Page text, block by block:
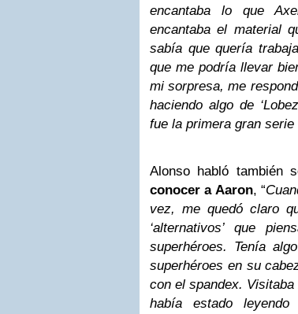
encantaba lo que
encantaba el material
sabía que quería
que me podría llevar
mi sorpresa, me
haciendo algo de
fue la primera gran serie
Alonso habló también
conocer a Aaron, “
vez, me quedó claro
‘alternativos’ que
superhéroes. Tenía
superhéroes en su
con el spandex.
había estado